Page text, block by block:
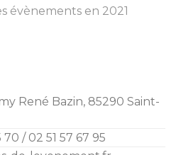
évènements en 2021
René Bazin, 85290 Saint-
70 / 02 51 57 67 95